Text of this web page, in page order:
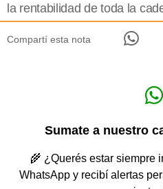
la rentabilidad de toda la
Compartí esta nota
Sumate a nuestro
🌾 ¿Querés estar siempre
WhatsApp y recibí alertas